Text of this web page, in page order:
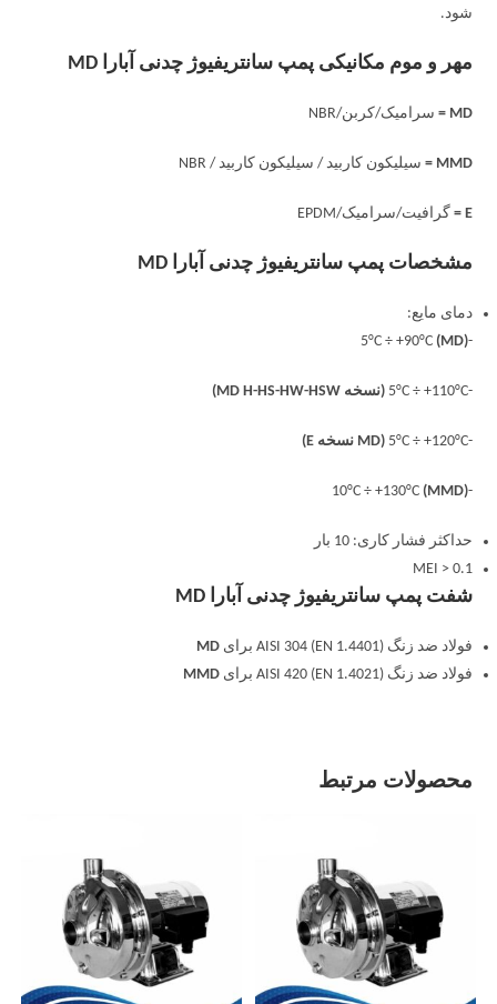
شود.
مهر و موم مکانیکی پمپ سانتریفیوژ چدنی آبارا MD
MD = سرامیک/کربن/NBR
MMD = سیلیکون کاربید / سیلیکون کاربید / NBR
E = گرافیت/سرامیک/EPDM
مشخصات پمپ سانتریفیوژ چدنی آبارا MD
دمای مایع:
-5°C ÷ +90°C
(MD)
-5°C ÷ +110°C (نسخه MD H-HS-HW-HSW)
-5°C ÷ +120°C (MD نسخه E)
-10°C ÷ +130°C
(MMD)
حداکثر فشار کاری: 10 بار
MEI > 0.1
شفت پمپ سانتریفیوژ چدنی آبارا MD
فولاد ضد زنگ AISI 304 (EN 1.4401) برای
MD
فولاد ضد زنگ AISI 420 (EN 1.4021) برای
MMD
محصولات مرتبط